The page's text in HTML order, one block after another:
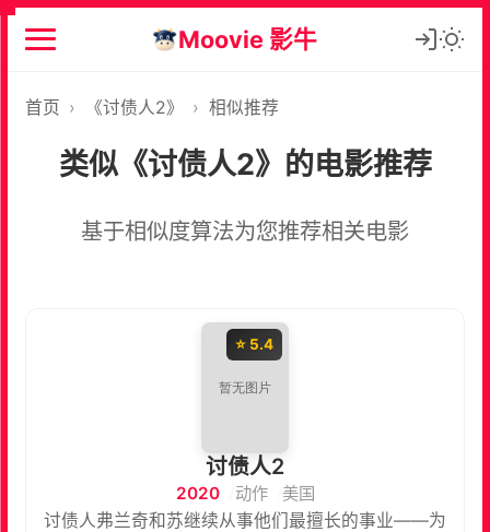
Moovie 影牛
首页 › 《讨债人2》 › 相似推荐
类似《讨债人2》的电影推荐
基于相似度算法为您推荐相关电影
⭐ 5.4
讨债人2
2020 动作
美国
讨债人弗兰奇和苏继续从事他们最擅长的事业——为